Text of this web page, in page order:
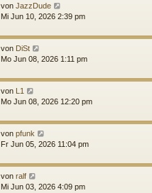
von JazzDude
Mi Jun 10, 2026 2:39 pm
von DiSt
Mo Jun 08, 2026 1:11 pm
von L1
Mo Jun 08, 2026 12:20 pm
von pfunk
Fr Jun 05, 2026 11:04 pm
von ralf
Mi Jun 03, 2026 4:09 pm